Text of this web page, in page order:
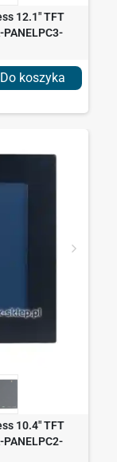
12.1" TFT
PANELPC3-
koszyka
10.4" TFT
PANELPC2-